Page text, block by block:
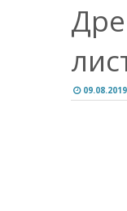
09.08.2019